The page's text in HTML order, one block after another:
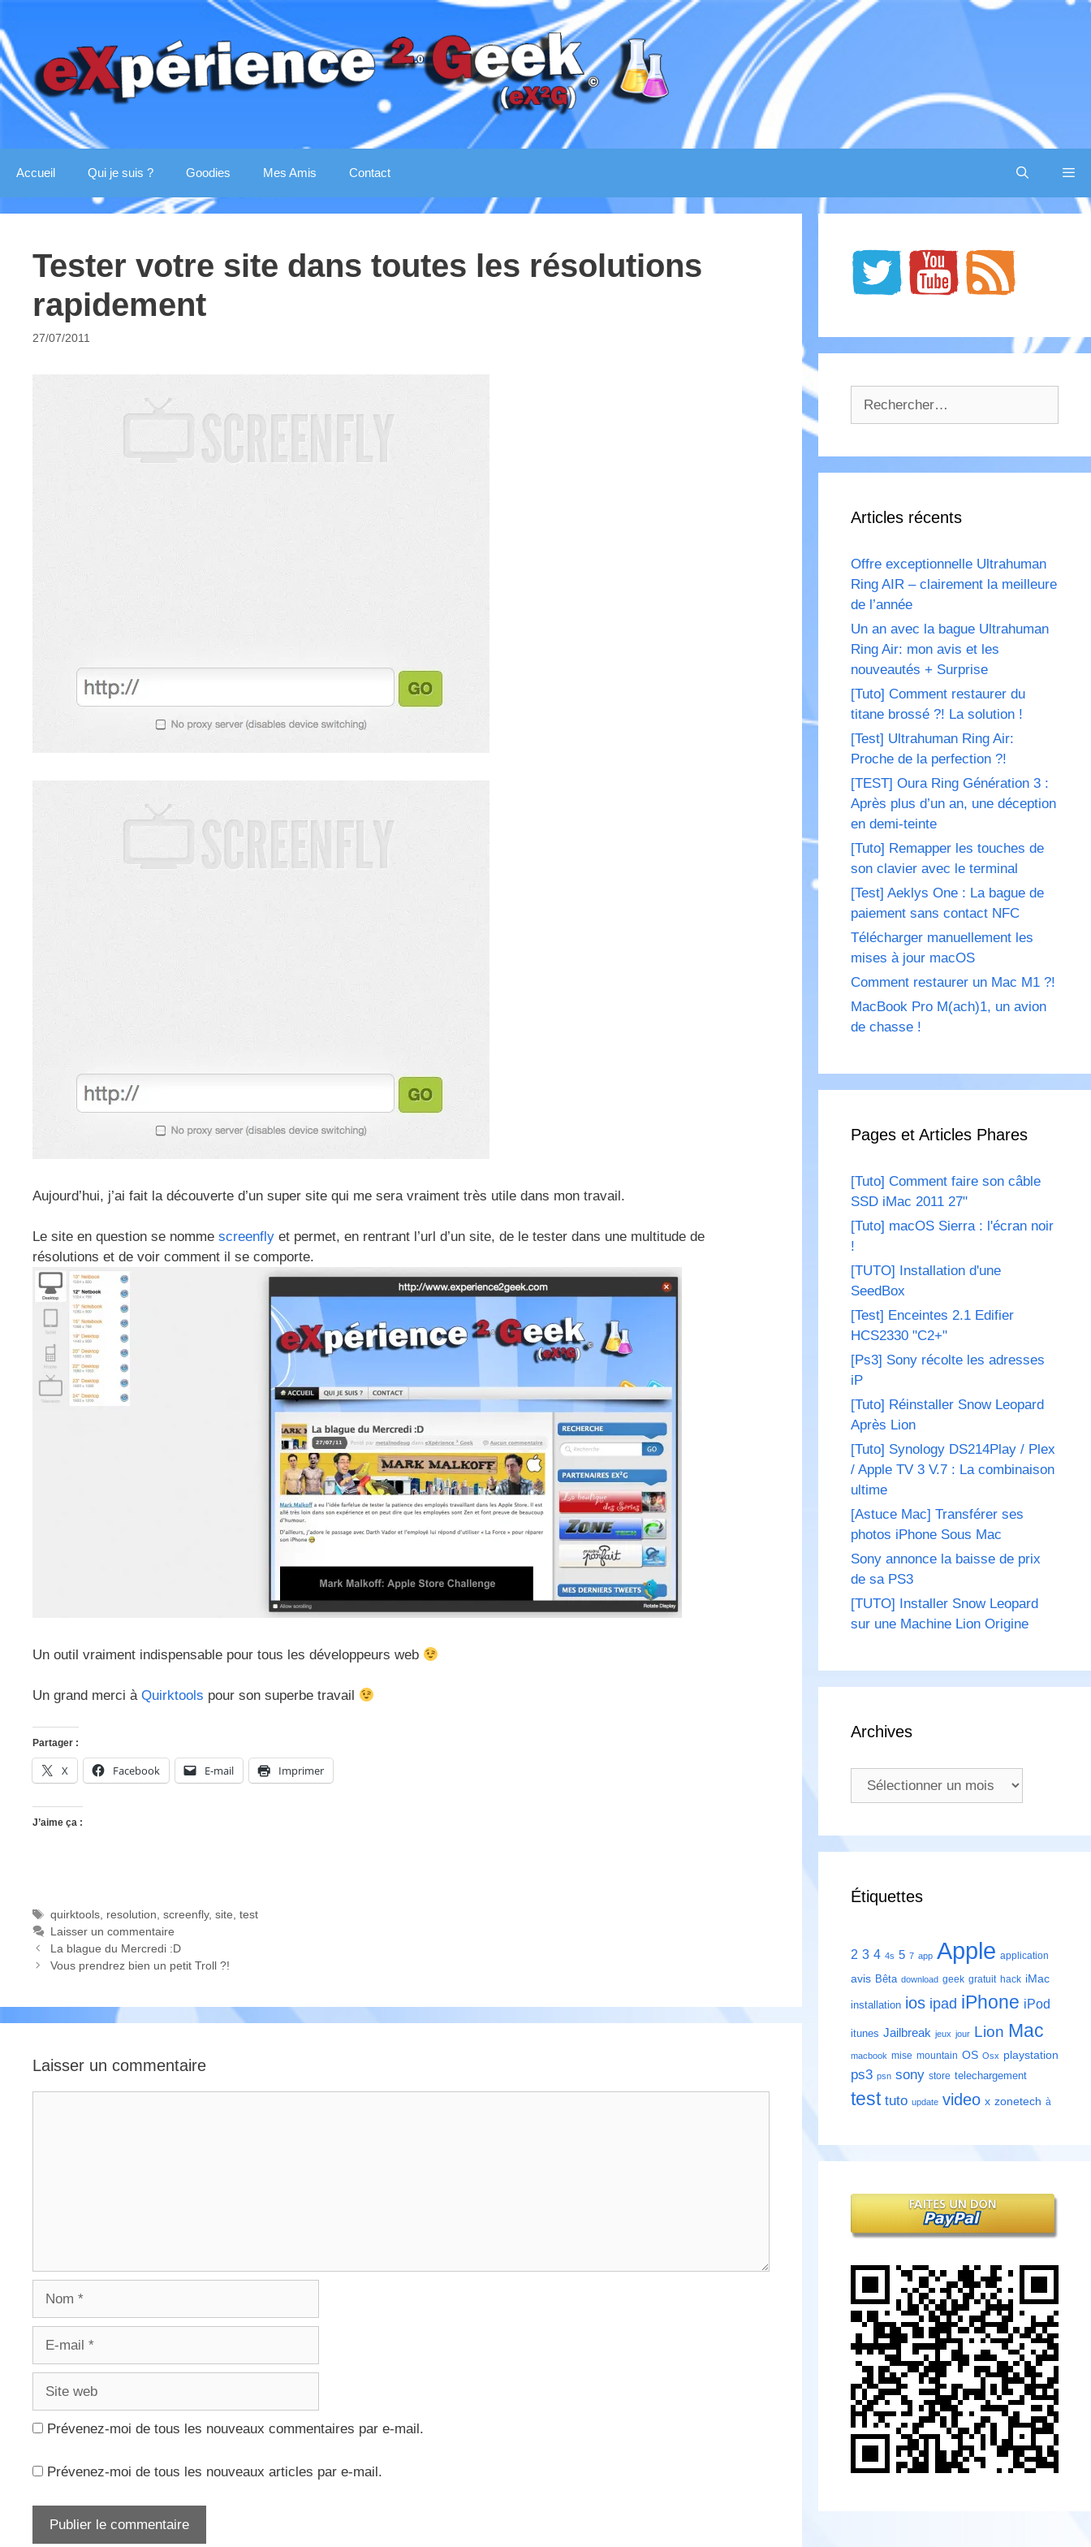
au
contenu
Accueil Qui je suis ? Goodies Mes Amis Contact
Tester votre site dans toutes les résolutions
rapidement
27/07/2011
Aujourd’hui, j’ai fait la découverte d’un super site qui me sera vraiment très utile dans mon travail.
Le site en question se nomme screenfly et permet, en rentrant l’url d’un site, de le tester dans une multitude de
résolutions et de voir comment il se comporte.
Un outil vraiment indispensable pour tous les développeurs web
Un grand merci à Quirktools pour son superbe travail
Partager :
X Facebook E-mail Imprimer
J’aime ça :
Étiquettes
quirktools, resolution screenfly, site test
Laisser un commentaire
La blague du Mercredi :D
Vous prendrez bien un petit Troll ?!
Laisser un commentaire
Prévenez-moi de tous les nouveaux commentaires par e-mail.
Prévenez-moi de tous les nouveaux articles par e-mail.
Articles récents
Offre exceptionnelle Ultrahuman
Ring AIR – clairement la meilleure
de l’année
Un an avec la bague Ultrahuman
Ring Air: mon avis et les
nouveautés + Surprise
[Tuto] Comment restaurer du
titane brossé ?! La solution !
[Test] Ultrahuman Ring Air:
Proche de la perfection ?!
[TEST] Oura Ring Génération 3 :
Après plus d’un an, une déception
en demi-teinte
[Tuto] Remapper les touches de
son clavier avec le terminal
[Test] Aeklys One : La bague de
paiement sans contact NFC
Télécharger manuellement les
mises à jour macOS
Comment restaurer un Mac M1 ?!
MacBook Pro M(ach)1, un avion
de chasse !
Pages et Articles Phares
[Tuto] Comment faire son câble
SSD iMac 2011 27"
[Tuto] macOS Sierra : l'écran noir
!
[TUTO] Installation d'une
SeedBox
[Test] Enceintes 2.1 Edifier
HCS2330 "C2+"
[Ps3] Sony récolte les adresses
iP
[Tuto] Réinstaller Snow Leopard
Après Lion
[Tuto] Synology DS214Play / Plex
/ Apple TV 3 V.7 : La combinaison
ultime
[Astuce Mac] Transférer ses
photos iPhone Sous Mac
Sony annonce la baisse de prix
de sa PS3
[TUTO] Installer Snow Leopard
sur une Machine Lion Origine
Archives
Archives
Étiquettes
2 3 4 4s 5 7 app Apple application
avis Bêta download geek gratuit hack iMac
installation ios ipad iPhone iPod
itunes Jailbreak jeux jour Lion Mac
macbook mise mountain OS Osx playstation
ps3 psn sony store telechargement
test tuto update video x zonetech à